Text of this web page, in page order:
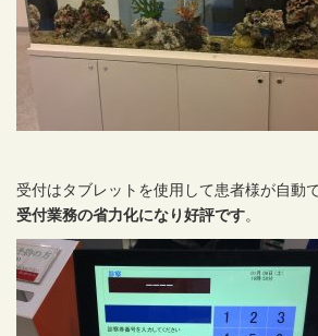
受付はタブレットを使用して患者様が自動
受付業務の省力化になり好評です。